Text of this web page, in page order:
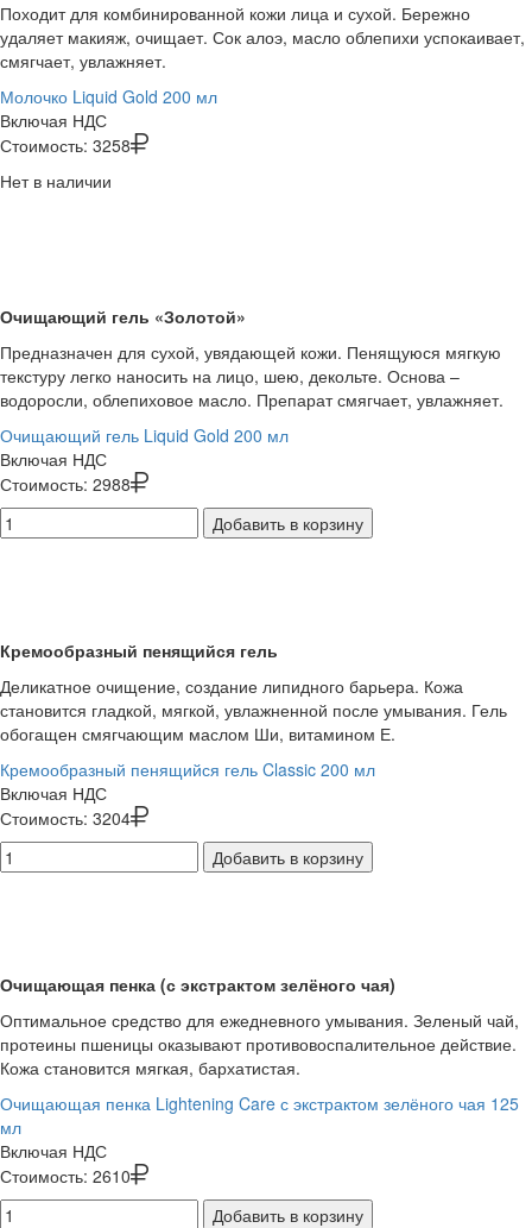
Походит для комбинированной кожи лица и сухой. Бережно
удаляет макияж, очищает. Сок алоэ, масло облепихи успокаивает,
смягчает, увлажняет.
Молочко Liquid Gold 200 мл
Включая НДС
Стоимость: 3258
Нет в наличии
Очищающий гель «Золотой»
Предназначен для сухой, увядающей кожи. Пенящуюся мягкую
текстуру легко наносить на лицо, шею, декольте. Основа –
водоросли, облепиховое масло. Препарат смягчает, увлажняет.
Очищающий гель Liquid Gold 200 мл
Включая НДС
Стоимость: 2988
Добавить в корзину
Кремообразный пенящийся гель
Деликатное очищение, создание липидного барьера. Кожа
становится гладкой, мягкой, увлажненной после умывания. Гель
обогащен смягчающим маслом Ши, витамином Е.
Кремообразный пенящийся гель Classic 200 мл
Включая НДС
Стоимость: 3204
Добавить в корзину
Очищающая пенка (с экстрактом зелёного чая)
Оптимальное средство для ежедневного умывания. Зеленый чай,
протеины пшеницы оказывают противовоспалительное действие.
Кожа становится мягкая, бархатистая.
Очищающая пенка Lightening Care с экстрактом зелёного чая 125
мл
Включая НДС
Стоимость: 2610
Добавить в корзину